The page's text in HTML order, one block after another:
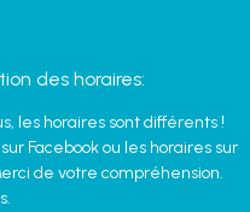
des horaires:
les horaires sont différents !
Facebook ou les horaires sur
de votre compréhension.